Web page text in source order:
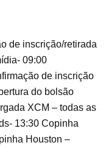
de inscrição/retirada
- 09:00
de inscrição
do bolsão
XCM – todas as
- 13:30 Copinha
Houston –